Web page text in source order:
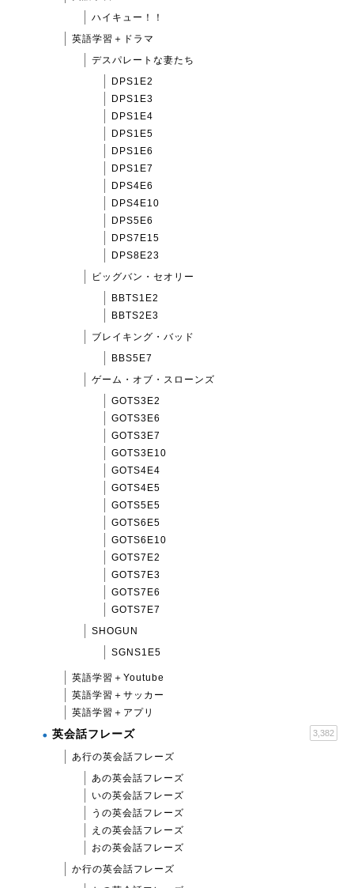
ハイキュー！！
英語学習＋ドラマ
デスパレートな妻たち
DPS1E2
DPS1E3
DPS1E4
DPS1E5
DPS1E6
DPS1E7
DPS4E6
DPS4E10
DPS5E6
DPS7E15
DPS8E23
ビッグバン・セオリー
BBTS1E2
BBTS2E3
ブレイキング・バッド
BBS5E7
ゲーム・オブ・スローンズ
GOTS3E2
GOTS3E6
GOTS3E7
GOTS3E10
GOTS4E4
GOTS4E5
GOTS5E5
GOTS6E5
GOTS6E10
GOTS7E2
GOTS7E3
GOTS7E6
GOTS7E7
SHOGUN
SGNS1E5
英語学習＋Youtube
英語学習＋サッカー
英語学習＋アプリ
英会話フレーズ 3,382
あ行の英会話フレーズ
あの英会話フレーズ
いの英会話フレーズ
うの英会話フレーズ
えの英会話フレーズ
おの英会話フレーズ
か行の英会話フレーズ